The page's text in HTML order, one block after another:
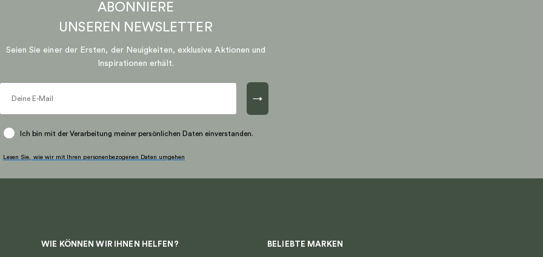
ABONNIERE
UNSEREN NEWSLETTER
Seien Sie einer der Ersten, der Neuigkeiten, exklusive Aktionen und
Inspirationen erhält.
→
Ich bin mit der Verarbeitung meiner persönlichen Daten einverstanden.
Lesen Sie, wie wir mit Ihren personenbezogenen Daten umgehen
WIE KÖNNEN WIR IHNEN HELFEN? BELIEBTE MARKEN